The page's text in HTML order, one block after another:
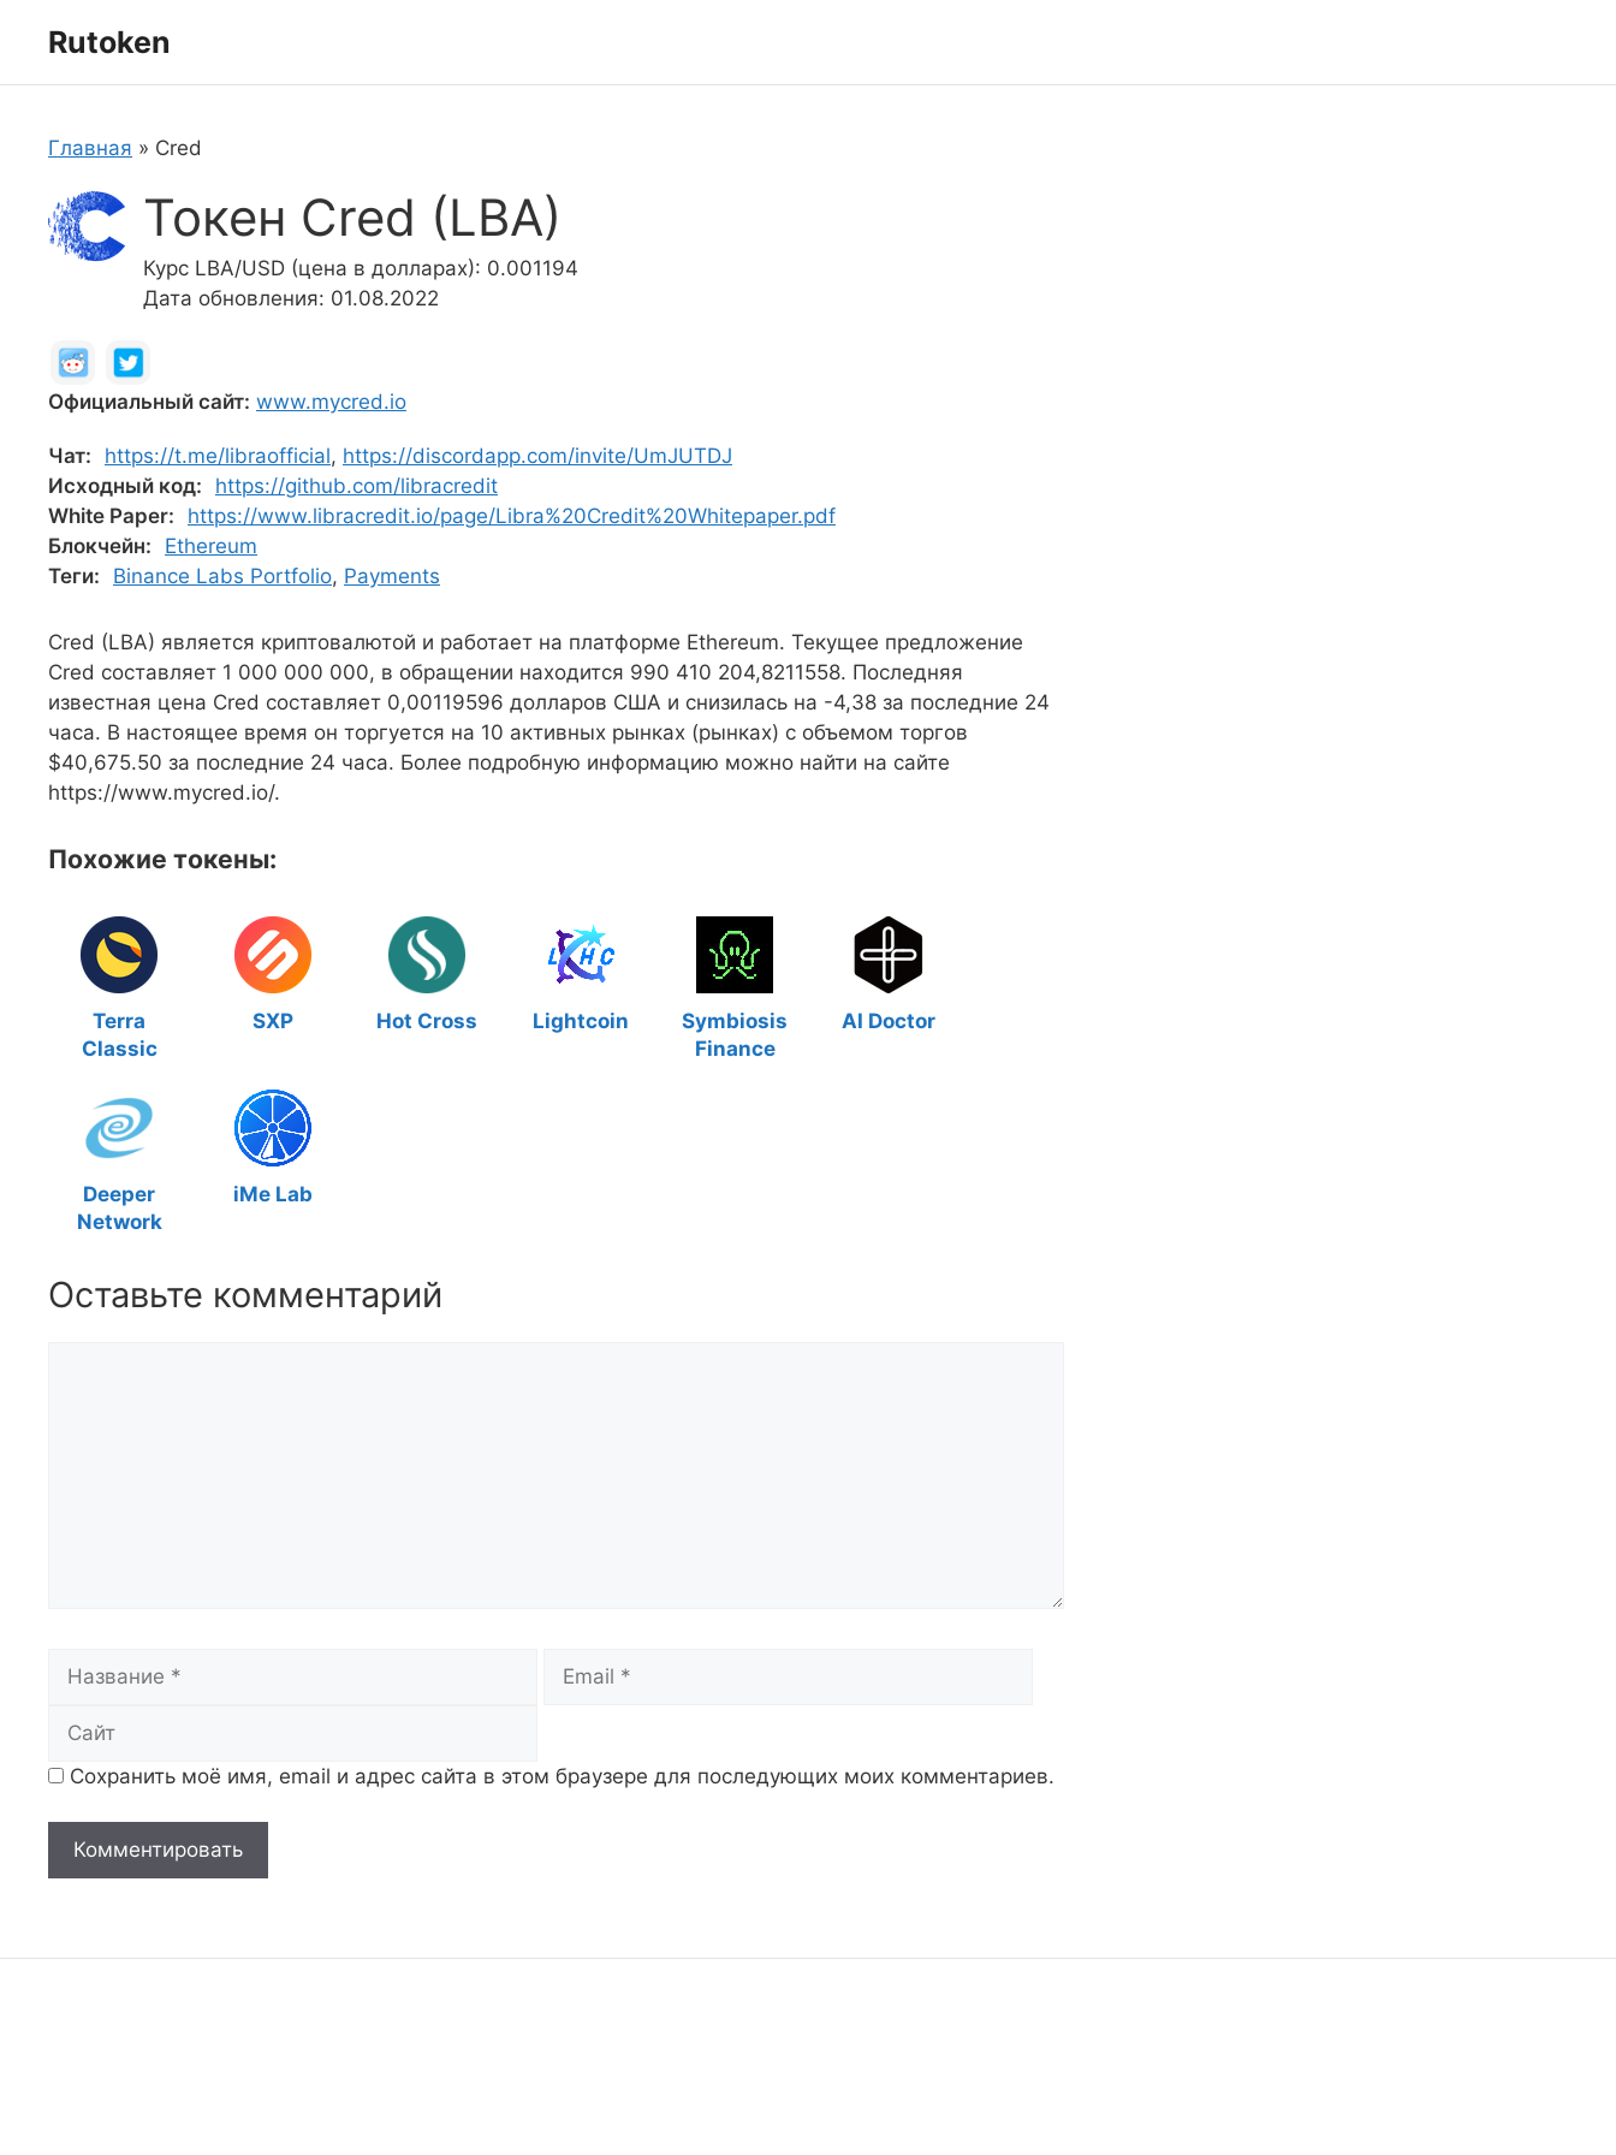
Rutoken
Главная » Cred
Токен Cred (LBA)
Курс LBA/USD (цена в долларах): 0.001194
Дата обновления: 01.08.2022
Официальный сайт: www.mycred.io
Чат: https://t.me/libraofficial, https://discordapp.com/invite/UmJUTDJ
Исходный код:
https://github.com/libracredit
White Paper:
https://www.libracredit.io/page/Libra%20Credit%20Whitepaper.pdf
Блокчейн:
Ethereum
Теги:
Binance Labs Portfolio, Payments
Cred (LBA) является криптовалютой и работает на платформе Ethereum. Текущее предложение
Cred составляет 1 000 000 000, в обращении находится 990 410 204,8211558. Последняя
известная цена Cred составляет 0,00119596 долларов США и снизилась на -4,38 за последние 24
часа. В настоящее время он торгуется на 10 активных рынках (рынках) с объемом торгов
$40,675.50 за последние 24 часа. Более подробную информацию можно найти на сайте
https://www.mycred.io/.
Похожие токены:
Terra
Classic
SXP Hot Cross Lightcoin
Symbiosis
Finance
AI Doctor
Deeper
Network
iMe Lab
Оставьте комментарий
Сохранить моё имя, email и адрес сайта в этом браузере для последующих моих комментариев.